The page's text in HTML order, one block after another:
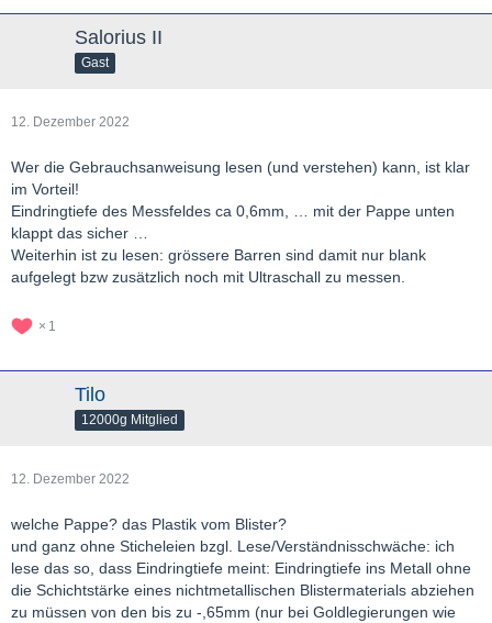
Salorius II
Gast
12. Dezember 2022
Wer die Gebrauchsanweisung lesen (und verstehen) kann, ist klar
im Vorteil!
Eindringtiefe des Messfeldes ca 0,6mm, … mit der Pappe unten
klappt das sicher …
Weiterhin ist zu lesen: grössere Barren sind damit nur blank
aufgelegt bzw zusätzlich noch mit Ultraschall zu messen.
1
Tilo
12000g Mitglied
12. Dezember 2022
welche Pappe? das Plastik vom Blister?
und ganz ohne Sticheleien bzgl. Lese/Verständnisschwäche: ich
lese das so, dass Eindringtiefe meint: Eindringtiefe ins Metall ohne
die Schichtstärke eines nichtmetallischen Blistermaterials abziehen
zu müssen von den bis zu -,65mm (nur bei Goldlegierungen wie